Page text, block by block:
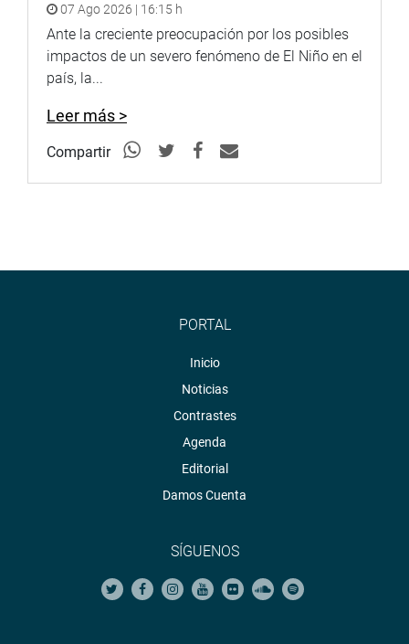
07 Ago 2026 | 16:15 h
Ante la creciente preocupación por los posibles
impactos de un severo fenómeno de El Niño en el
país, la...
Leer más >
Compartir
PORTAL
Inicio
Noticias
Contrastes
Agenda
Editorial
Damos Cuenta
SÍGUENOS